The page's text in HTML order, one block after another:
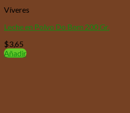
Víveres
Leche en Polvo Do Bom 200 Gr.
$3,65
Añadir